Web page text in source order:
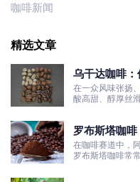
咖啡新闻
精选文章
乌干达咖啡：
粮豆
在一众风味张扬
酸高甜、醇厚丝
罗布斯塔咖
在咖啡赛道中，
罗布斯塔咖啡常